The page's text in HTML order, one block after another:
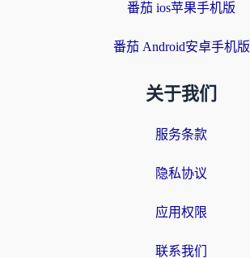
番茄 ios苹果手机版
番茄 Android安卓手机版
关于我们
服务条款
隐私协议
应用权限
联系我们